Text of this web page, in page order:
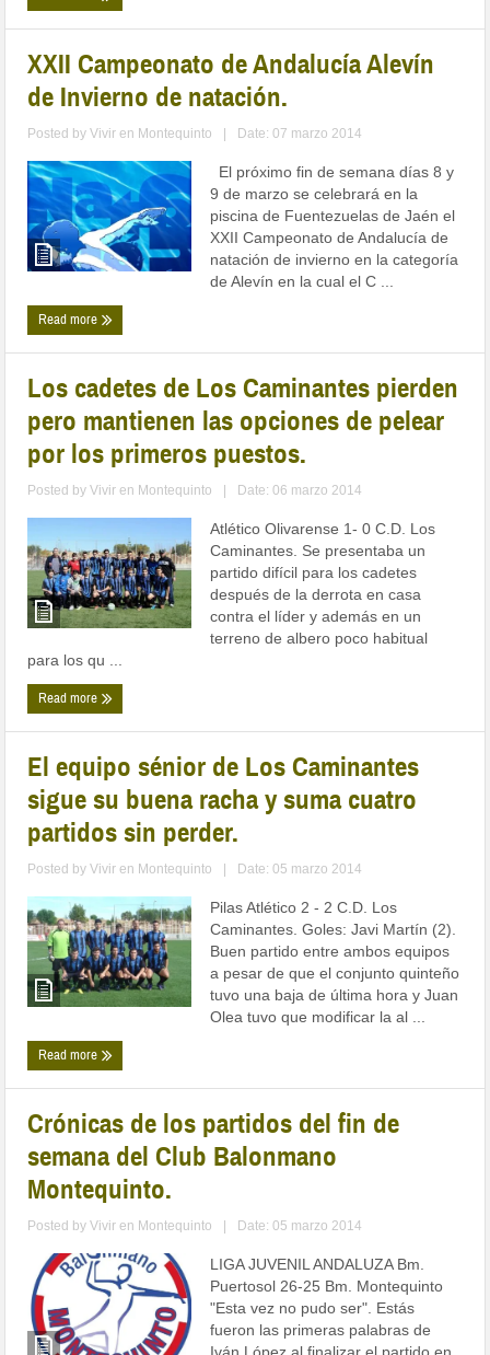
XXII Campeonato de Andalucía Alevín
de Invierno de natación.
Posted byVivir en Montequinto Date: 07 marzo 2014
El próximo fin de semana días 8 y
9 de marzo se celebrará en la
piscina de Fuentezuelas de Jaén el
XXII Campeonato de Andalucía de
natación de invierno en la categoría
de Alevín en la cual el C ...
Read more
Los cadetes de Los Caminantes pierden
pero mantienen las opciones de pelear
por los primeros puestos.
Posted byVivir en Montequinto Date: 06 marzo 2014
Atlético Olivarense 1- 0 C.D. Los
Caminantes. Se presentaba un
partido difícil para los cadetes
después de la derrota en casa
contra el líder y además en un
terreno de albero poco habitual
para los qu ...
Read more
El equipo sénior de Los Caminantes
sigue su buena racha y suma cuatro
partidos sin perder.
Posted byVivir en Montequinto Date: 05 marzo 2014
Pilas Atlético 2 - 2 C.D. Los
Caminantes. Goles: Javi Martín (2).
Buen partido entre ambos equipos
a pesar de que el conjunto quinteño
tuvo una baja de última hora y Juan
Olea tuvo que modificar la al ...
Read more
Crónicas de los partidos del fin de
semana del Club Balonmano
Montequinto.
Posted byVivir en Montequinto Date: 05 marzo 2014
LIGA JUVENIL ANDALUZA Bm.
Puertosol 26-25 Bm. Montequinto
"Esta vez no pudo ser". Estás
fueron las primeras palabras de